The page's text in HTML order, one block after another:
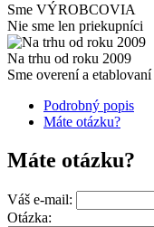
Sme VÝROBCOVIA
Nie sme len priekupníci
Na trhu od roku 2009
Sme overení a etablovaní
Podrobný popis
Máte otázku?
Máte otázku?
Váš e-mail:
Otázka: